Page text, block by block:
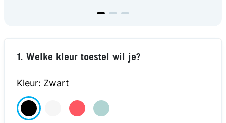
TOESTEL
TOESTEL
TOESTEL
TOESTEL
1. Welke kleur toestel wil je?
Kleur: Zwart